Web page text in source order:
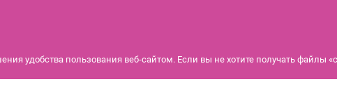
удобства пользования веб-сайтом. Если вы не хотите получать файлы